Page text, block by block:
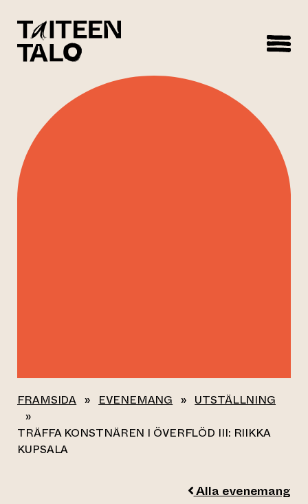
FRAMSIDA » EVENEMANG » UTSTÄLLNING
»
TRÄFFA KONSTNÄREN I ÖVERFLÖD III: RIIKKA
KUPSALA
Alla evenemang